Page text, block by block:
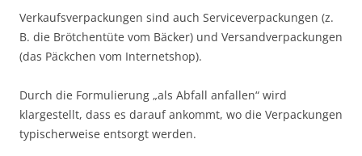
Verkaufsverpackungen sind auch Serviceverpackungen (z.
B. die Brötchentüte vom Bäcker) und Versandverpackungen
(das Päckchen vom Internetshop).
Durch die Formulierung „als Abfall anfallen“ wird
klargestellt, dass es darauf ankommt, wo die Verpackungen
typischerweise entsorgt werden.